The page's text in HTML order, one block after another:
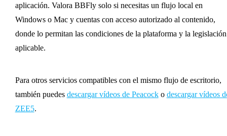
aplicación. Valora BBFly solo si necesitas un flujo local en
Windows o Mac y cuentas con acceso autorizado al contenido,
donde lo permitan las condiciones de la plataforma y la legislación
aplicable.
Para otros servicios compatibles con el mismo flujo de escritorio,
también puedes descargar vídeos de Peacocko descargar vídeos
ZEE5.